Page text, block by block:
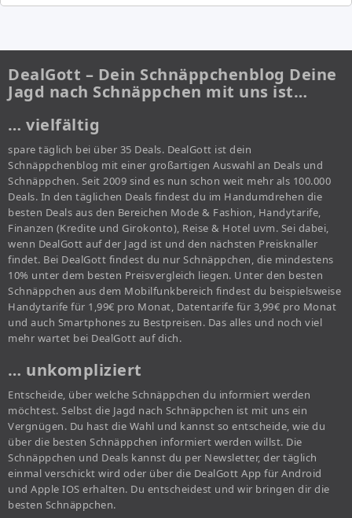
DealGott – Dein Schnäppchenblog Deine
Jagd nach Schnäppchen mit uns ist…
… vielfältig
spare täglich bei über 35 Deals. DealGott ist dein
Schnäppchenblog mit einer großartigen Auswahl an Deals und
Schnäppchen. Seit 2009 sind es nun schon weit mehr als 100.000
Deals. In den täglichen Deals findest du im Handumdrehen die
besten Deals aus den Bereichen Mode & Fashion, Handytarife,
Finanzen (Kredite und Girokonto), Reise & Hotel uvm. Sei dabei,
wenn DealGott auf der Jagd ist und den nächsten Preisknaller
findet. Bei DealGott findest du nur Schnäppchen, die mindestens
10% unter dem besten Preisvergleich liegen. Unter den besten
Schnäppchen aus dem Mobilfunkbereich findest du beispielsweise
Handytarife für 1,99€ pro Monat, Datentarife für 3,99€ pro Monat
und auch Smartphones zu Bestpreisen. Das alles und noch viel
mehr wartet bei DealGott auf dich.
… unkompliziert
Entscheide, über welche Schnäppchen du informiert werden
möchtest. Selbst die Jagd nach Schnäppchen ist mit uns ein
Vergnügen. Du hast die Wahl und kannst so entscheide, wie du
über die besten Schnäppchen informiert werden willst. Die
Schnäppchen und Deals kannst du per Newsletter, der täglich
einmal verschickt wird oder über die DealGott App für Android
und Apple IOS erhalten. Du entscheidest und wir bringen dir die
besten Schnäppchen.